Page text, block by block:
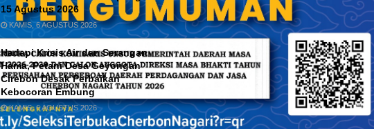
15 Agustus 2026
KAMIS, 6 AGUSTUS 2026
Hadapi Krisis Air dan Serangan
Hama, Petani Desa Geyongan
Cirebon Desak Perbaikan
Kebocoran Embung
KAMIS, 6 AGUSTUS 2026